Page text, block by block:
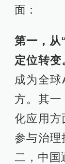
面：
第一，从
定位转变
成为全
方。其一
化应用方
参与治理
二，中国